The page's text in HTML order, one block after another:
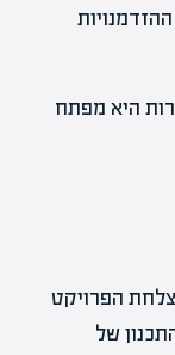
היא מפתח
הפרויקט
של